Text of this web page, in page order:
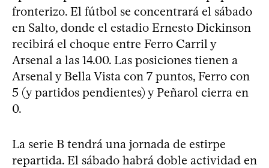
fronterizo. El fútbol se concentrará el sábado
en Salto, donde el estadio Ernesto Dickinson
recibirá el choque entre Ferro Carril y
Arsenal a las 14.00. Las posiciones tienen a
Arsenal y Bella Vista con 7 puntos, Ferro con
5 (y partidos pendientes) y Peñarol cierra en
0.
La serie B tendrá una jornada de estirpe
repartida. El sábado habrá doble actividad en